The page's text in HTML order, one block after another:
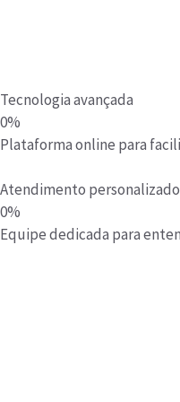
Tecnologia avançada
0%
Plataforma online para
Atendimento personalizado
0%
Equipe dedicada para